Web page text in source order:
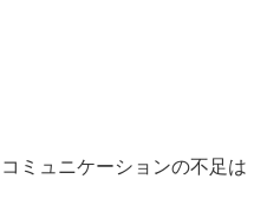
ミュニケーションの不足は